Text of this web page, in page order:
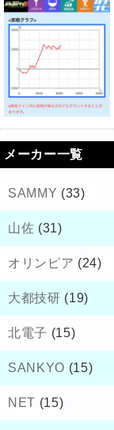
メーカー一覧
SAMMY (33)
山佐 (31)
オリンピア (24)
大都技研 (19)
北電子 (15)
SANKYO (15)
NET (15)